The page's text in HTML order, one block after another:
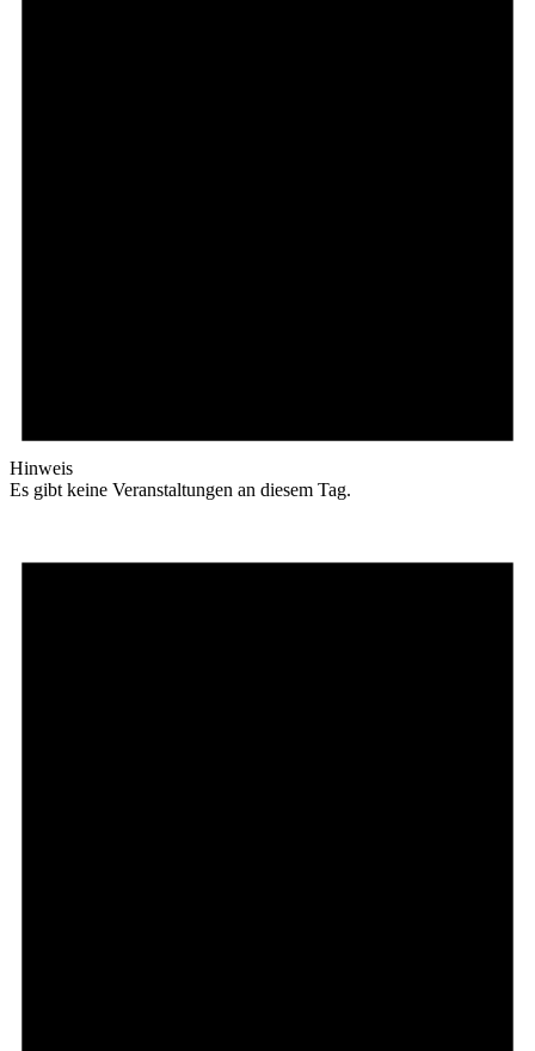
Hinweis
Es gibt keine Veranstaltungen an diesem Tag.